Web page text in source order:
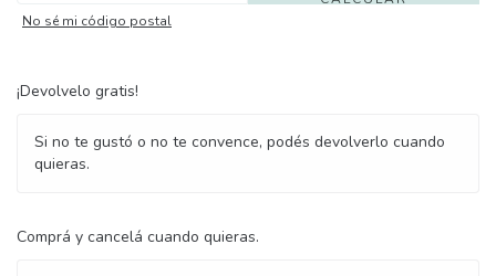
No sé mi código postal
¡Devolvelo gratis!
Si no te gustó o no te convence, podés devolverlo cuando
quieras.
Comprá y cancelá cuando quieras.